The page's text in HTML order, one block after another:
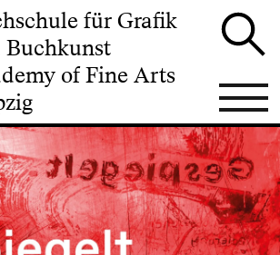
für Grafik
Buchkunst
of Fine Arts